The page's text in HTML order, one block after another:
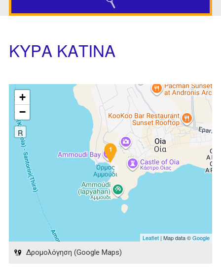
ΚΥΡΑ ΚΑΤΙΝΑ
1
+
−
R
Leaflet | Map data ©Google
Δρομολόγηση (Google Maps)